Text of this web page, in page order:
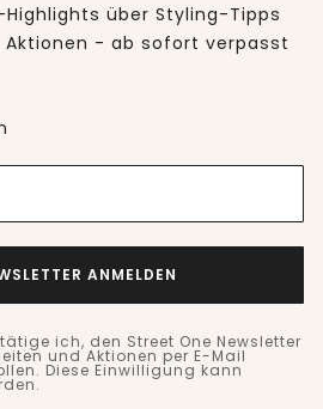
über Styling-Tipps
Aktionen - ab sofort verpasst
ANMELDEN
ich, den Street One Newsletter
und Aktionen per E-Mail
Diese Einwilligung kann